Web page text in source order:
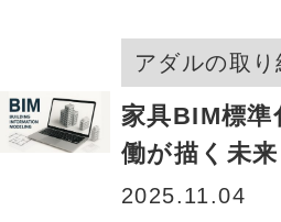
アダルの取り
家具BIM標
働が描く未来
2025.11.04